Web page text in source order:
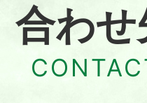
合わせ